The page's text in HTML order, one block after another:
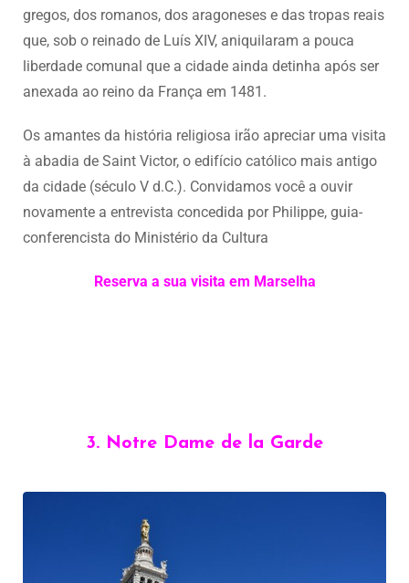
gregos, dos romanos, dos aragoneses e das tropas reais
que, sob o reinado de Luís XIV, aniquilaram a pouca
liberdade comunal que a cidade ainda detinha após ser
anexada ao reino da França em 1481.
Os amantes da história religiosa irão apreciar uma visita
à abadia de Saint Victor, o edifício católico mais antigo
da cidade (século V d.C.). Convidamos você a ouvir
novamente a entrevista concedida por Philippe, guia-
conferencista do Ministério da Cultura
Reserva a sua visita em Marselha
3. Notre Dame de la Garde